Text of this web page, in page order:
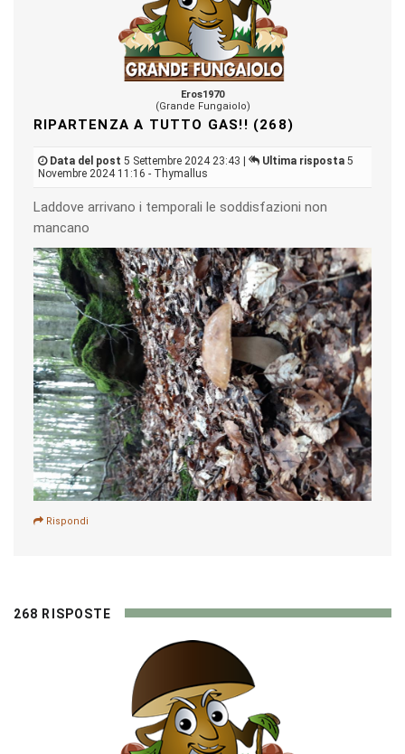
Eros1970
(Grande Fungaiolo)
RIPARTENZA A TUTTO GAS!! (268)
Data del post 5 Settembre 2024 23:43 | Ultima risposta 5
Novembre 2024 11:16 - Thymallus
Laddove arrivano i temporali le soddisfazioni non
mancano
Rispondi
268 RISPOSTE